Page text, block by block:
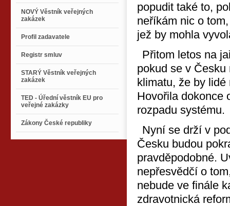
NOVÝ Věstník veřejných
zakázek
Profil zadavatele
Registr smluv
STARÝ Věstník veřejných
zakázek
TED - Úřední věstník EU pro
veřejné zakázky
Zákony České republiky
popudit také to,
neříkám nic o
jež by mohla
Přitom letos na
pokud se v
klimatu, že by
Hovořila dokonce
rozpadu systému.
Nyní se drží v
Česku budou
pravděpodobné.
nepřesvědčí o
nebude ve finále
zdravotnická